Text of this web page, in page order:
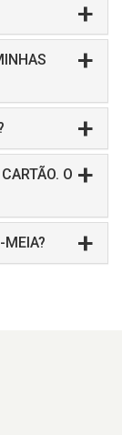
O
MEIA?